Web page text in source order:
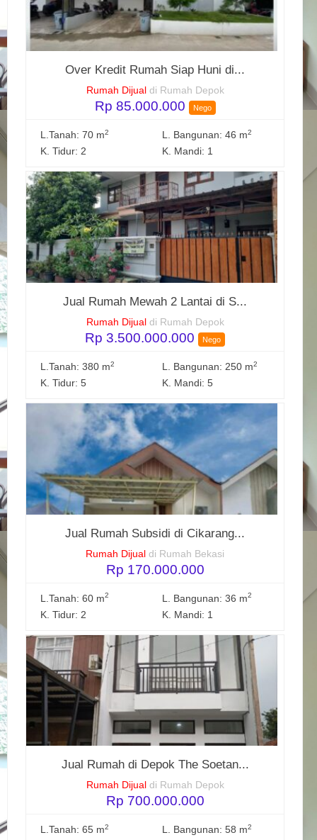
Over Kredit Rumah Siap Huni di...
Rumah Dijual di Rumah Depok
Rp 85.000.000 Nego
L.Tanah: 70 m2 L. Bangunan: 46 m2
K. Tidur: 2 K. Mandi: 1
Jual Rumah Mewah 2 Lantai di S...
Rumah Dijual di Rumah Depok
Rp 3.500.000.000 Nego
L.Tanah: 380 m2 L. Bangunan: 250 m2
K. Tidur: 5 K. Mandi: 5
Jual Rumah Subsidi di Cikarang...
Rumah Dijual di Rumah Bekasi
Rp 170.000.000
L.Tanah: 60 m2 L. Bangunan: 36 m2
K. Tidur: 2 K. Mandi: 1
Jual Rumah di Depok The Soetan...
Rumah Dijual di Rumah Depok
Rp 700.000.000
L.Tanah: 65 m2 L. Bangunan: 58 m2